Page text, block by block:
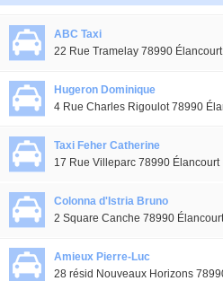
ABC Taxi
22 Rue Tramelay 78990 Élancourt
Hugeron Dominique
4 Rue Charles Rigoulot 78990
Taxi Feher Catherine
17 Rue Villeparc 78990 Élancourt
Colonna d'Istria Bruno
2 Square Canche 78990 Élancourt
Amieux Pierre-Luc
28 résid Nouveaux Horizons